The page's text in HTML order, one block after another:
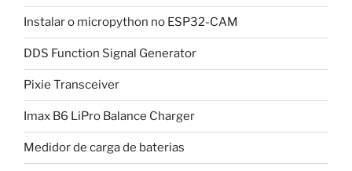
Instalar o micropython no ESP32-CAM
DDS Function Signal Generator
Pixie Transceiver
Imax B6 LiPro Balance Charger
Medidor de carga de baterias